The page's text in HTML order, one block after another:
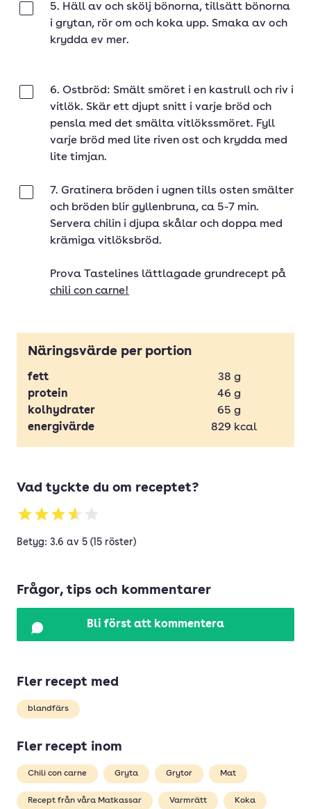
5. Häll av och skölj bönorna, tillsätt bönorna
i grytan, rör om och koka upp. Smaka av och
krydda ev mer.
6. Ostbröd: Smält smöret i en kastrull och riv i
vitlök. Skär ett djupt snitt i varje bröd och
pensla med det smälta vitlökssmöret. Fyll
varje bröd med lite riven ost och krydda med
lite timjan.
7. Gratinera bröden i ugnen tills osten smälter
och bröden blir gyllenbruna, ca 5-7 min.
Servera chilin i djupa skålar och doppa med
krämiga vitlöksbröd.
Prova Tastelines lättlagade grundrecept på
chili con carne!
Näringsvärde per portion
fett 38 g
protein
46 g
kolhydrater
65 g
energivärde
829 kcal
Vad tyckte du om receptet?
Betyg: 3.6 av 5 (15 röster)
Frågor, tips och kommentarer
Bli först att kommentera
Fler recept med
blandfärs
Fler recept inom
Chili con carne Gryta Grytor Mat
Recept från våra Matkassar Varmrätt Koka